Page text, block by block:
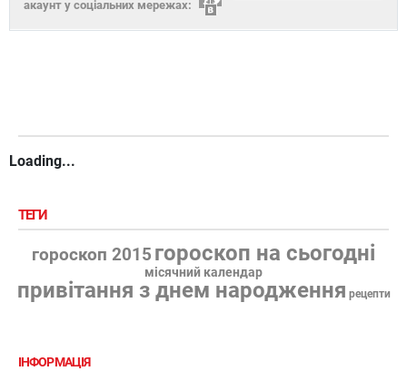
акаунт у соціальних мережах:
Loading...
ТЕГИ
гороскоп 2015 гороскоп на сьогодні
місячний календар
привітання з днем народження рецепти
ІНФОРМАЦІЯ